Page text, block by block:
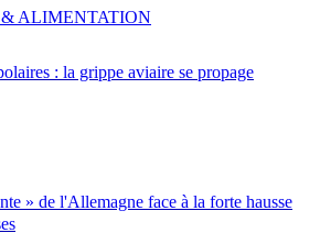
: la grippe aviaire se propage
ALIMENTATION
» de l'Allemagne face à la forte hausse